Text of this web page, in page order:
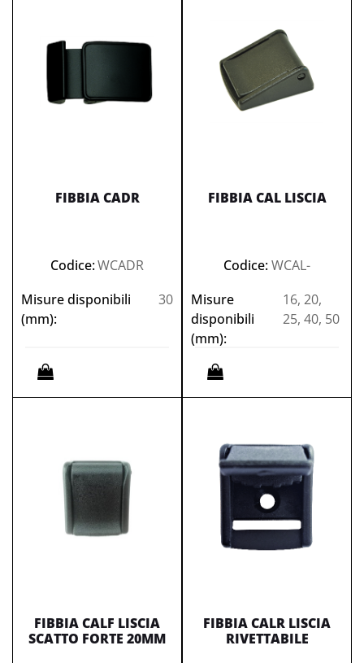
FIBBIA CADR
Codice:WCADR
Misure disponibili
(mm):
30
Quantità
FIBBIA CAL LISCIA
Codice:WCAL-
Misure
disponibili
(mm):
16, 20,
25, 40, 50
Quantità
FIBBIA CALF LISCIA
SCATTO FORTE 20MM
FIBBIA CALR LISCIA
RIVETTABILE